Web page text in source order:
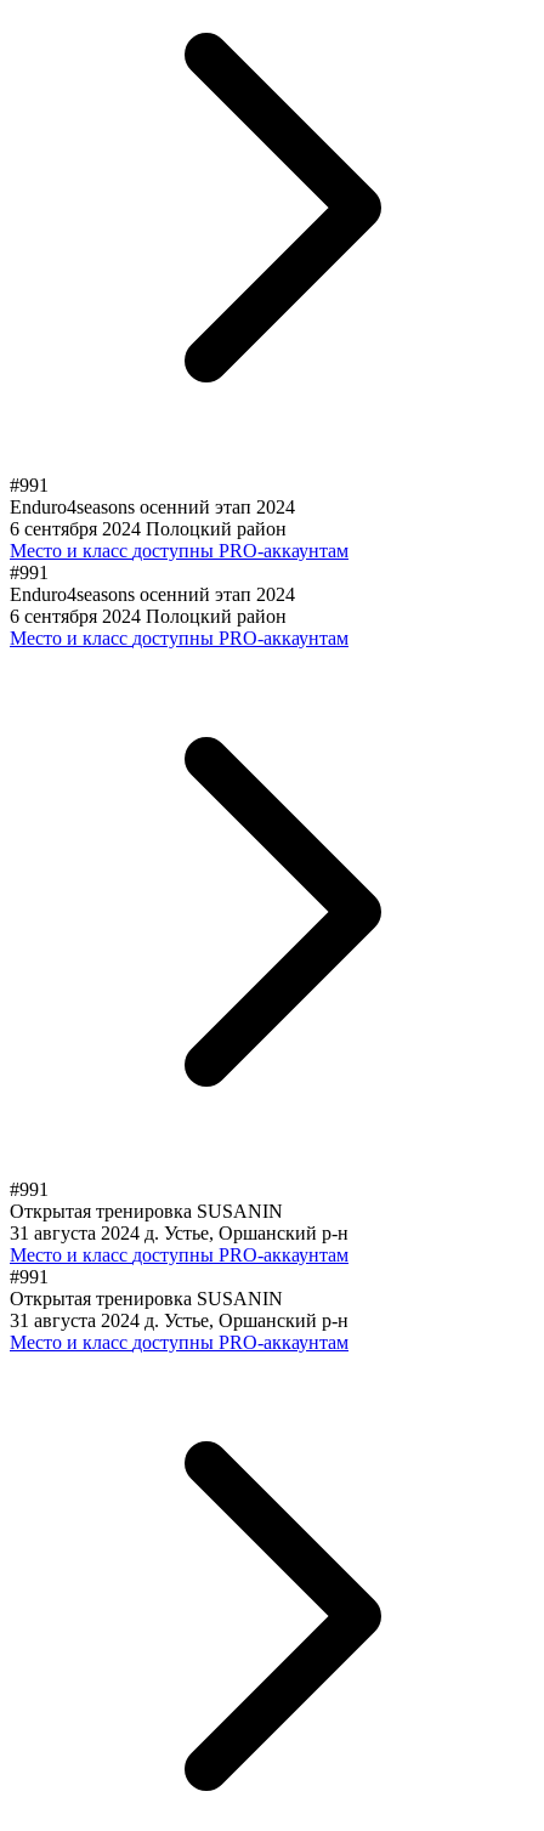
#991
Enduro4seasons осенний этап 2024
6 сентября 2024 Полоцкий район
Место и класс доступны PRO-аккаунтам
#991
Enduro4seasons осенний этап 2024
6 сентября 2024 Полоцкий район
Место и класс доступны PRO-аккаунтам
#991
Открытая тренировка SUSANIN
31 августа 2024 д. Устье, Оршанский р-н
Место и класс доступны PRO-аккаунтам
#991
Открытая тренировка SUSANIN
31 августа 2024 д. Устье, Оршанский р-н
Место и класс доступны PRO-аккаунтам